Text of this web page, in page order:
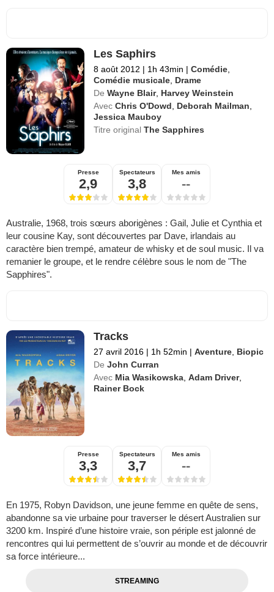
Les Saphirs
8 août 2012 | 1h 43min | Comédie
Comédie musicale Drame
De Wayne Blair, Harvey Weinstein
Avec Chris O'Dowd Deborah Mailman
Jessica Mauboy
Titre originalThe Sapphires
Presse
2,9
Spectateurs
3,8
Mes amis
--
Australie, 1968, trois sœurs aborigènes : Gail, Julie et Cynthia et
leur cousine Kay, sont découvertes par Dave, irlandais au
caractère bien trempé, amateur de whisky et de soul music. Il va
remanier le groupe, et le rendre célèbre sous le nom de "The
Sapphires".
Tracks
27 avril 2016 | 1h 52min | Aventure Biopic
De John Curran
Avec Mia Wasikowska ,Adam Driver,
Rainer Bock
Presse
3,3
Spectateurs
3,7
Mes amis
--
En 1975, Robyn Davidson, une jeune femme en quête de sens,
abandonne sa vie urbaine pour traverser le désert Australien sur
3200 km. Inspiré d’une histoire vraie, son périple est jalonné de
rencontres qui lui permettent de s’ouvrir au monde et de découvrir
sa force intérieure...
STREAMING